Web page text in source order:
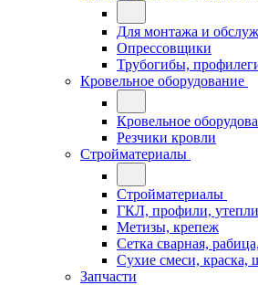
Для монтажа и
Опрессовщики
Трубогибы,
Кровельное оборудование
Кровельное
Резчики кровли
Стройматериалы
Стройматериалы
ГКЛ, профили,
Метизы, крепеж
Сетка сварная,
Сухие смеси, краска,
Запчасти